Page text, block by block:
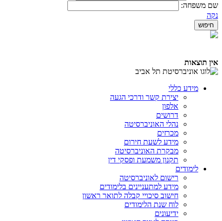
שם משפחה:
נקה
אין תוצאות
מידע כללי
יצירת קשר ודרכי הגעה
אלפון
דרושים
נהלי האוניברסיטה
מכרזים
מידע לשעת חירום
מבקרת האוניברסיטה
תקנון משמעת ופסקי דין
לימודים
רישום לאוניברסיטה
מידע למתעניינים בלימודים
חישוב סיכויי קבלה לתואר ראשון
לוח שנת הלימודים
ידיעונים